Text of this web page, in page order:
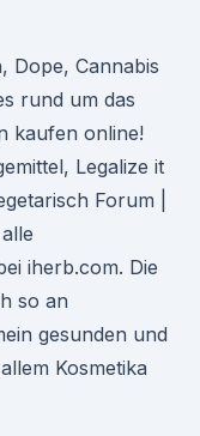
Dope, Cannabis
rund um das
kaufen online!
Legalize it
Forum |
iherb.com. Die
so an
gesunden und
Kosmetika